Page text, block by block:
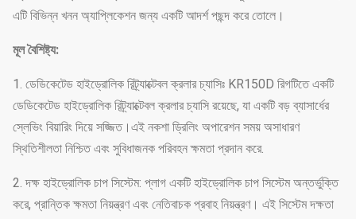
এটি বিভিন্ন খনন অ্যাপ্লিকেশন জন্য একটি আদর্শ পছন্দ করে তোলে।
মূল বৈশিষ্ট্য:
1. ডেডিকেটেড হাইড্রোলিক রিট্র্যাক্টেবল ক্রলার চ্যাসিঃ KR150D রিগটিতে একটি
ডেডিকেটেড হাইড্রোলিক রিট্র্যাক্টেবল ক্রলার চ্যাসি রয়েছে, যা একটি বড় ব্যাসার্ধের
স্লেভিং বিয়ারিং দিয়ে সজ্জিত।এই নকশা ড্রিলিং অপারেশন সময় অসাধারণ
স্থিতিশীলতা নিশ্চিত এবং সুবিধাজনক পরিবহন ক্ষমতা প্রদান করে.
2. দক্ষ হাইড্রোলিক চাপ সিস্টেম: প্লাগ একটি হাইড্রোলিক চাপ সিস্টেম অন্তর্ভুক্তি
করে, প্রান্তিক ক্ষমতা নিয়ন্ত্রণ এবং নেতিবাচক প্রবাহ নিয়ন্ত্রণ। এই সিস্টেম দক্ষতা